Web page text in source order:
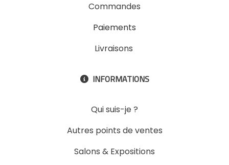
Commandes
Paiements
Livraisons
 INFORMATIONS
Qui suis-je ?
Autres points de ventes
Salons & Expositions